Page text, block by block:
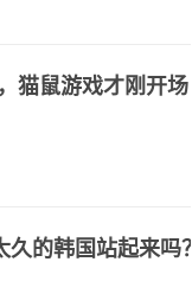
猫鼠游戏才刚开场
的韩国站起来吗？